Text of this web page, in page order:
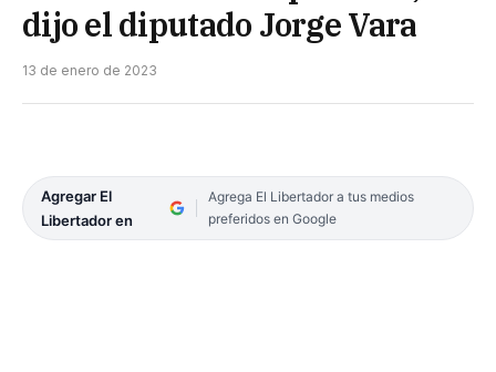
dijo el diputado Jorge Vara
13 de enero de 2023
Agregar El
Libertador en
Agrega El Libertador a tus medios
preferidos en Google